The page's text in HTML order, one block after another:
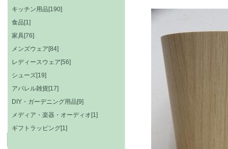
キッチン用品[190]
食品[1]
家具[76]
メンズウェア[84]
レディースウェア[56]
シューズ[19]
アパレル雑貨[17]
DIY・ガーデニング用品[9]
メディア・楽器・オーディオ[1]
ギフトラッピング[1]